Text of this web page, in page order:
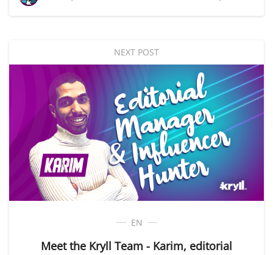
NEXT POST
EN
Meet the Kryll Team - Karim, editorial